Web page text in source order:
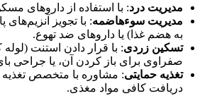
مدیریت درد: با استفاده از داروهای
مدیریت سوءهاضمه: با تجویز
به هضم غذا) یا داروهای ضد تهوع.
تسکین زردی: با قرار دادن استنت
صفراوی برای باز کردن آن، یا جراحی
تغذیه حمایتی: مشاوره با متخصص تغذیه
دریافت کافی مواد مغذی.